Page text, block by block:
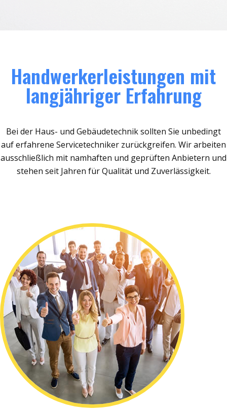
Handwerkerleistungen mit
langjähriger Erfahrung
Bei der Haus- und Gebäudetechnik sollten Sie unbedingt
auf erfahrene Servicetechniker zurückgreifen. Wir arbeiten
ausschließlich mit namhaften und geprüften Anbietern und
stehen seit Jahren für Qualität und Zuverlässigkeit.